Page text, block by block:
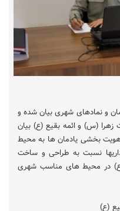
و نمادهای شهری بیان شده و
(س) و ائمه بقیع (ع) بیان
هویت بخشی یادمان ها به محیط
نسبت به طراحی و ساخت
در محیط های مناسب شهری
(ع)